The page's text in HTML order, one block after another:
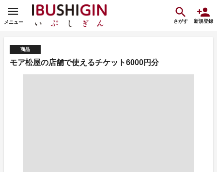
メニュー さがす 新規登録
商品
モア松屋の店舗で使えるチケット6000円分